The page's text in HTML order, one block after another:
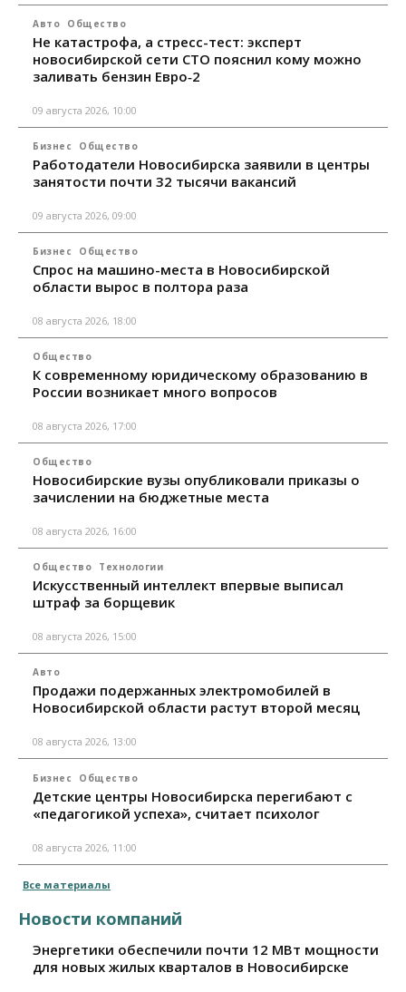
Авто Общество
Не катастрофа, а стресс-тест: эксперт
новосибирской сети СТО пояснил кому можно
заливать бензин Евро‑2
09 августа 2026, 10:00
Бизнес Общество
Работодатели Новосибирска заявили в центры
занятости почти 32 тысячи вакансий
09 августа 2026, 09:00
Бизнес Общество
Спрос на машино-места в Новосибирской
области вырос в полтора раза
08 августа 2026, 18:00
Общество
К современному юридическому образованию в
России возникает много вопросов
08 августа 2026, 17:00
Общество
Новосибирские вузы опубликовали приказы о
зачислении на бюджетные места
08 августа 2026, 16:00
Общество Технологии
Искусственный интеллект впервые выписал
штраф за борщевик
08 августа 2026, 15:00
Авто
Продажи подержанных электромобилей в
Новосибирской области растут второй месяц
08 августа 2026, 13:00
Бизнес Общество
Детские центры Новосибирска перегибают с
«педагогикой успеха», считает психолог
08 августа 2026, 11:00
Все материалы
Новости компаний
Энергетики обеспечили почти 12 МВт мощности
для новых жилых кварталов в Новосибирске